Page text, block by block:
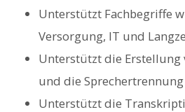
Unterstützt Fachbegriffe
Versorgung, IT und
Unterstützt die
und die Sprechertrennung
Unterstützt die